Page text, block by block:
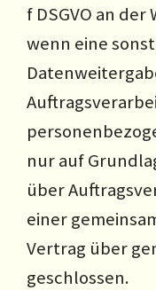
f DSGVO an
wenn eine
nur auf
über
einer
Vertrag über
geschlossen.